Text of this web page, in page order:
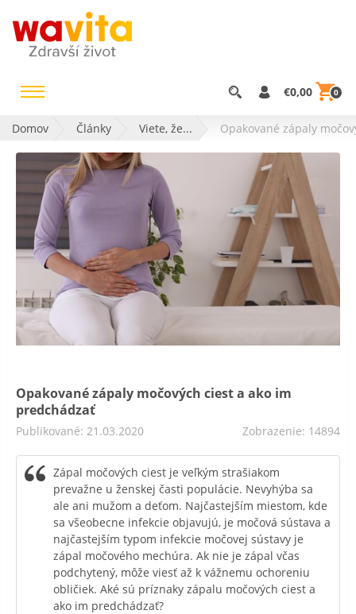
€0,00 0
Domov Články Viete, že... Opakované zápaly
Opakované zápaly močových ciest a ako im
predchádzať
Publikované: 21.03.2020 Zobrazenie: 14894
Zápal močových ciest je veľkým strašiakom
prevažne u ženskej časti populácie. Nevyhýba sa
ale ani mužom a deťom. Najčastejším miestom, kde
sa všeobecne infekcie objavujú, je močová sústava a
najčastejším typom infekcie močovej sústavy je
zápal močového mechúra. Ak nie je zápal včas
podchytený, môže viesť až k vážnemu ochoreniu
obličiek. Aké sú príznaky zápalu močových ciest a
ako im predchádzať?